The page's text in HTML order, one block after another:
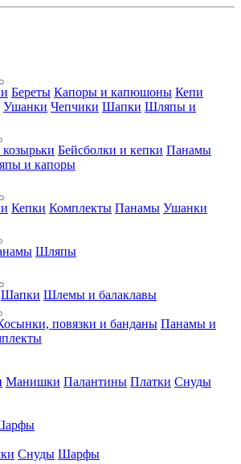
Береты Капоры и капюшоны Кепи
Ушанки Чепчики Шапки Шляпы и
Бейсболки и кепки Панамы
и капоры
Кепки Комплекты Панамы Ушанки
Шляпы
Шапки Шлемы и балаклавы
повязки и банданы Панамы и
Манишки Палантины Платки Снуды
Снуды Шарфы